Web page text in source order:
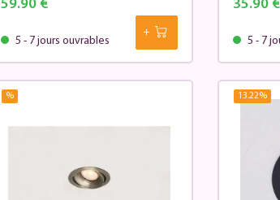
59.90 €
5 - 7 jours ouvrables
35.90 €
5 - 7
% 13.22%